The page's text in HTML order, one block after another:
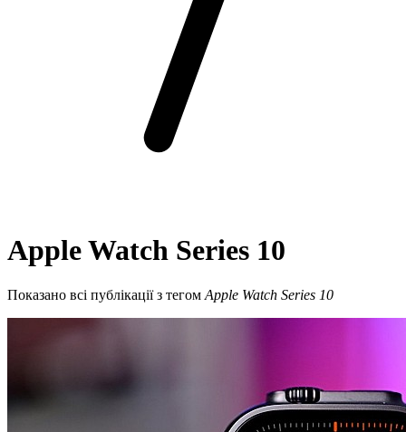
Apple Watch Series 10
Показано всі публікації з тегом Apple Watch Series 10